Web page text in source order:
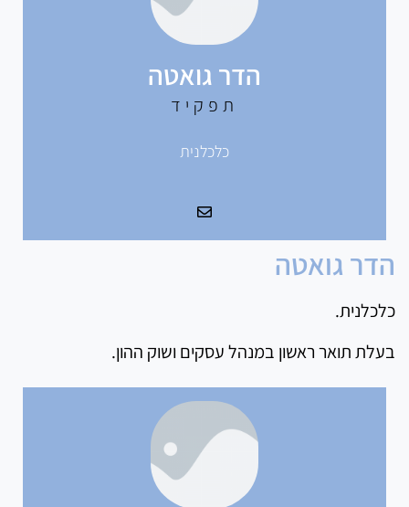
הדר גואטה
תפקיד
כלכלנית
הדר גואטה
כלכלנית.
בעלת תואר ראשון במנהל עסקים ושוק ההון.